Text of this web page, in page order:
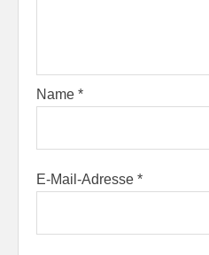
Name *
E-Mail-Adresse *